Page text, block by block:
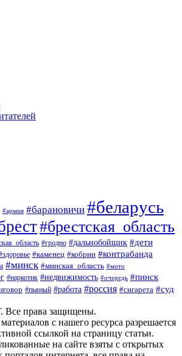
#армия #барановичи #беларусь
#брестская_область
#гродно #дальнобойщик #дети
#каменец #кобрин #контрабанда
#минск #минская_область #мото
#наркотик #недвижимость #очередь #пинск
#пьяный #работа #россия #сигарета #суд
права защищены.
с нашего ресурса разрешается
ссылкой на страницу статьи.
на сайте взяты с открытых